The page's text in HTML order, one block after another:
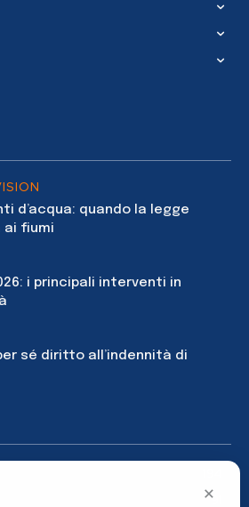
d’acqua: quando la legge
ai fiumi
i principali interventi in
sé diritto all’indennità di
91
×